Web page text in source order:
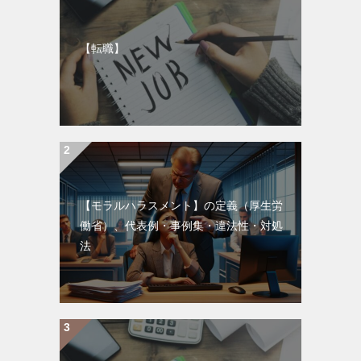
【転職】
【モラルハラスメント】の定義（厚生労
働省）、代表例・事例集・違法性・対処
法